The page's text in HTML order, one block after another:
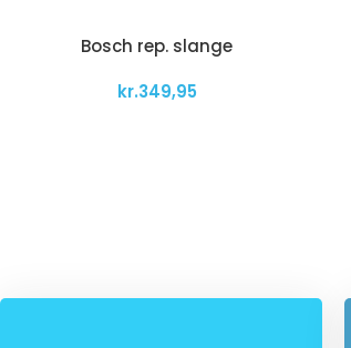
Bosch rep. slange
kr.349,95